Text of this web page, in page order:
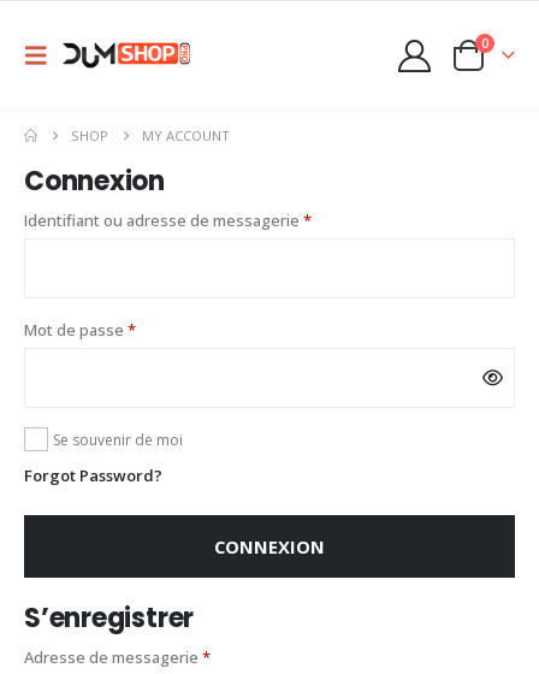
0
SHOP MY ACCOUNT
Connexion
Identifiant ou adresse de messagerie *Obligatoire
Mot de passe *Obligatoire
Alternative:
Se souvenir de moi
Forgot Password?
CONNEXION
S’enregistrer
Adresse de messagerie *Obligatoire